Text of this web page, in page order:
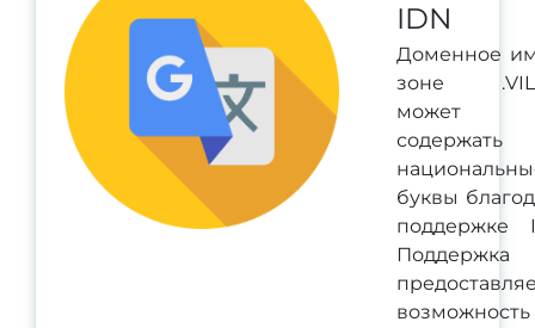
IDN
Доменное
зоне
может
содержать
буквы
поддержке
Поддержка
возможность